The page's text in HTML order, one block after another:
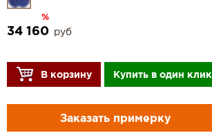
%
34 160 руб
В корзину Купить в один клик
Заказать примерку